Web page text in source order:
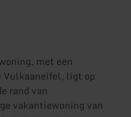
met een
Vulkaaneifel, ligt op
rand van
vakantiewoning van